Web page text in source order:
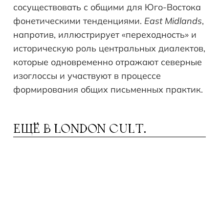
сосуществовать с общими для Юго-Востока
фонетическими тенденциями. East Midlands,
напротив, иллюстрирует «переходность» и
историческую роль центральных диалектов,
которые одновременно отражают северные
изоглоссы и участвуют в процессе
формирования общих письменных практик.
ЕЩЁ В LONDON CULT.